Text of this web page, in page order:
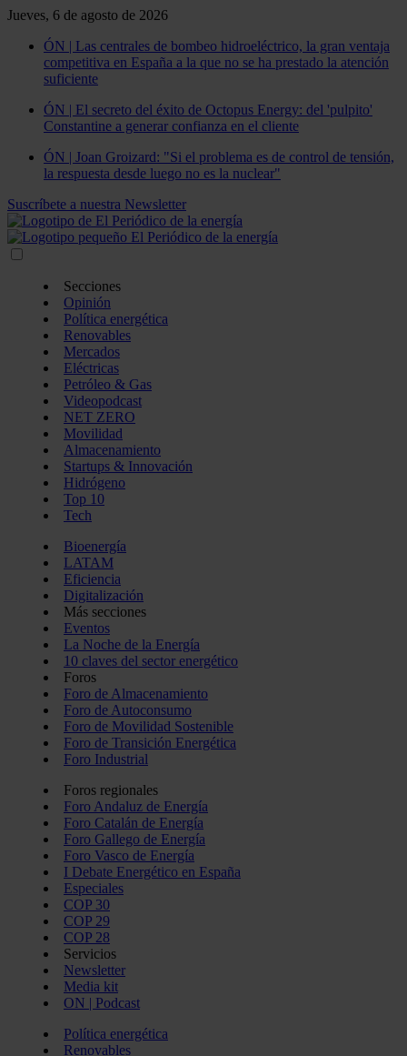
Jueves, 6 de agosto de 2026
ÓN | Las centrales de bombeo hidroeléctrico, la gran ventaja
competitiva en España a la que no se ha prestado la atención
suficiente
ÓN | El secreto del éxito de Octopus Energy: del 'pulpito'
Constantine a generar confianza en el cliente
ÓN | Joan Groizard: "Si el problema es de control de tensión,
la respuesta desde luego no es la nuclear"
Suscríbete a nuestra Newsletter
Secciones
Opinión
Política energética
Renovables
Mercados
Eléctricas
Petróleo & Gas
Videopodcast
NET ZERO
Movilidad
Almacenamiento
Startups & Innovación
Hidrógeno
Top 10
Tech
Bioenergía
LATAM
Eficiencia
Digitalización
Más secciones
Eventos
La Noche de la Energía
10 claves del sector energético
Foros
Foro de Almacenamiento
Foro de Autoconsumo
Foro de Movilidad Sostenible
Foro de Transición Energética
Foro Industrial
Foros regionales
Foro Andaluz de Energía
Foro Catalán de Energía
Foro Gallego de Energía
Foro Vasco de Energía
I Debate Energético en España
Especiales
COP 30
COP 29
COP 28
Servicios
Newsletter
Media kit
ON | Podcast
Política energética
Renovables